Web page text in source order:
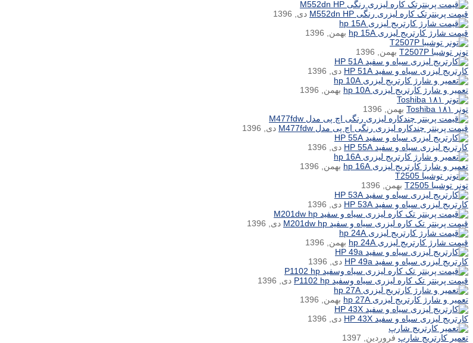
قیمت پرینترتک کاره لیزری رنگی M552dn HP
دی, 1396
قیمت شارژ کارتریج لیزری hp 15A
بهمن, 1396
تونر توشیبا T2507P
بهمن, 1396
کارتریج لیزری سیاه و سفید HP 51A
دی, 1396
تعمیر و شارژ کارتریج لیزری hp 10A
بهمن, 1396
تونر ۱۸۱ Toshiba
بهمن, 1396
قیمت پرینتر چندکاره لیزری رنگی اچ پی مدل M477fdw
دی, 1396
کارتریج لیزری سیاه و سفید HP 55A
دی, 1396
تعمیر و شارژ کارتریج لیزری hp 16A
بهمن, 1396
تونر توشیبا T2505
بهمن, 1396
کارتریج لیزری سیاه و سفید HP 53A
دی, 1396
قیمت پرینتر تک کاره لیزری سیاه و سفید M201dw hp
دی, 1396
قیمت شارژ کارتریج لیزری hp 24A
بهمن, 1396
کارتریج لیزری سیاه و سفید HP 49a
دی, 1396
قیمت پرینتر تک کاره لیزری سیاه وسفید P1102 hp
دی, 1396
تعمیر و شارژ کارتریج لیزری hp 27A
بهمن, 1396
کارتریج لیزری سیاه و سفید HP 43X
دی, 1396
تعمیر کارتریج شارپ فروردین, 1397